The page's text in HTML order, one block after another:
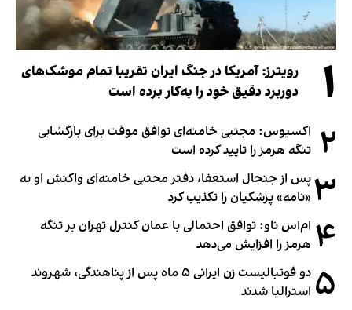
۱
رویترز: آمریکا در جنگ ایران تقریبا تمام موشک‌های
دوربرد دقیق خود را به‌کار برده است
۲ اکسیوس: مجتبی خامنه‌ای توافق موقت برای بازگشایی
تنگه هرمز را تایید کرده است
۳پس از جنجال استعفا، دفتر مجتبی خامنه‌ای واکنش او به
«نامه» پزشکیان را تکذیب کرد
۴ ام‌اس ناو: توافق احتمالی با عمان کنترل تهران بر تنگه
هرمز را افزایش می‌دهد
۵
دو فوتبالیست زن ایرانی ۵ ماه پس از پناهندگی، شهروند
استرالیا شدند